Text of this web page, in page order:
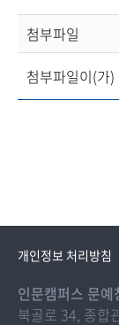
첨부파일
첨부파일이(가
개인정보 처리방침
인문캠퍼스 문예
북골로 34, 종합